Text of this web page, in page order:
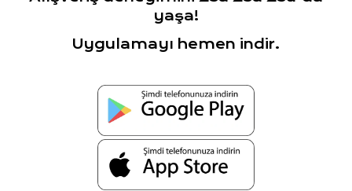
yaşa!
Uygulamayı hemen indir.